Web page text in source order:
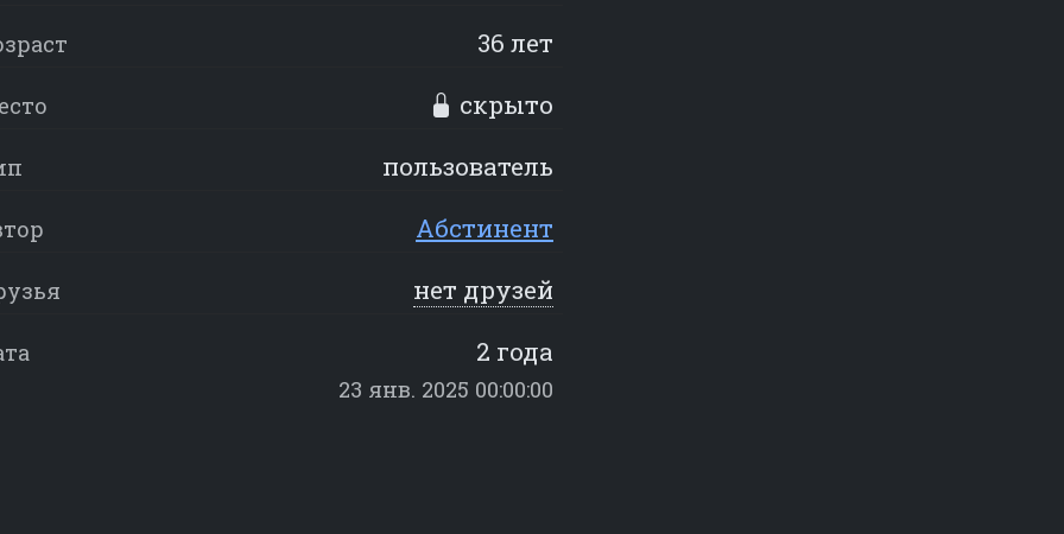
36 лет
скрыто
пользователь
Абстинент
нет друзей
2 года
23 янв. 2025 00:00:00